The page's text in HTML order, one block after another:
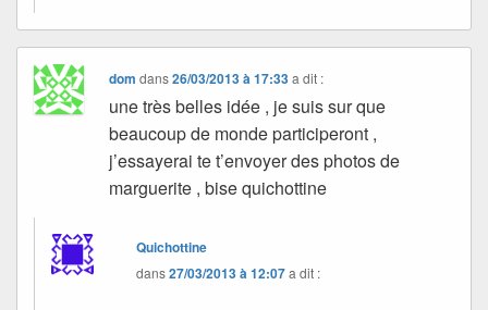
dom dans26/03/2013 à 17:33 a dit :
une très belles idée , je suis sur que
beaucoup de monde participeront ,
j’essayerai te t’envoyer des photos de
marguerite , bise quichottine
Quichottine
dans27/03/2013 à 12:07a dit :